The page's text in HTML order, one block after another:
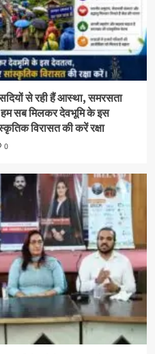
से रही हैं आस्था, समरसता
सब मिलकर देवभूमि के इस
विरासत की करें रक्षा
0